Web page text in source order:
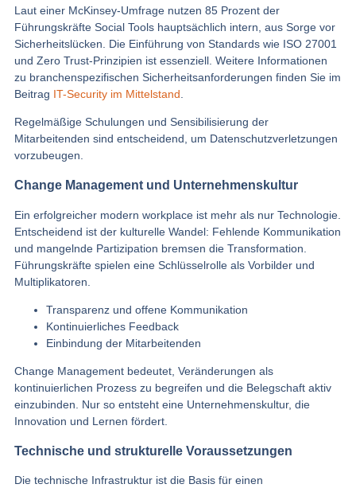
Laut einer McKinsey-Umfrage nutzen 85 Prozent der
Führungskräfte Social Tools hauptsächlich intern, aus Sorge vor
Sicherheitslücken. Die Einführung von Standards wie ISO 27001
und Zero Trust-Prinzipien ist essenziell. Weitere Informationen
zu branchenspezifischen Sicherheitsanforderungen finden Sie im
Beitrag IT-Security im Mittelstand
Regelmäßige Schulungen und Sensibilisierung der
Mitarbeitenden sind entscheidend, um Datenschutzverletzungen
vorzubeugen.
Change Management und Unternehmenskultur
Ein erfolgreicher modern workplace ist mehr als nur Technologie.
Entscheidend ist der kulturelle Wandel: Fehlende Kommunikation
und mangelnde Partizipation bremsen die Transformation.
Führungskräfte spielen eine Schlüsselrolle als Vorbilder und
Multiplikatoren.
Transparenz und offene Kommunikation
Kontinuierliches Feedback
Einbindung der Mitarbeitenden
Change Management bedeutet, Veränderungen als
kontinuierlichen Prozess zu begreifen und die Belegschaft aktiv
einzubinden. Nur so entsteht eine Unternehmenskultur, die
Innovation und Lernen fördert.
Technische und strukturelle Voraussetzungen
Die technische Infrastruktur ist die Basis für einen